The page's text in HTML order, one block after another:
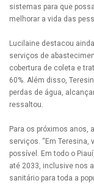
sistemas para que
melhorar a vida das
Lucilaine destacou
serviços de
cobertura de coleta e
60%. Além disso,
perdas de água,
ressaltou.
Para os próximos anos,
serviços. “Em
possível. Em todo o
até 2033, inclusive nos
sanitário para toda a